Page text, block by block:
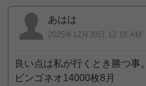
あはは
2025年12月30日 12:18 AM
良い点は私が行くとき勝つ事。
ビンゴネオ14000枚8月